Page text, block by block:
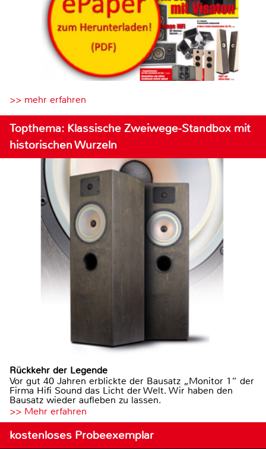
>> mehr erfahren
Topthema: Klassische Zweiwege-Standbox mit
historischen Wurzeln
Rückkehr der Legende
Vor gut 40 Jahren erblickte der Bausatz „Monitor 1“ der
Firma Hifi Sound das Licht der Welt. Wir haben den
Bausatz wieder aufleben zu lassen.
>> Mehr erfahren
kostenloses Probeexemplar